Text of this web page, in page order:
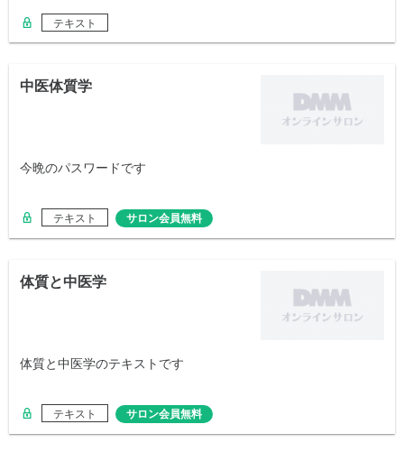
テキスト
中医体質学
今晩のパスワードです
テキスト サロン会員無料
体質と中医学
体質と中医学のテキストです
テキスト サロン会員無料